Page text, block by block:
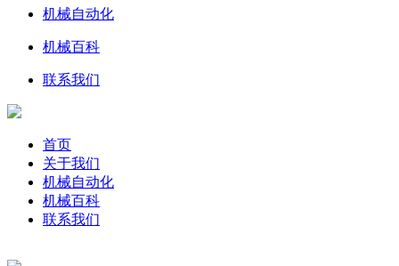
机械自动化
机械百科
联系我们
首页
关于我们
机械自动化
机械百科
联系我们